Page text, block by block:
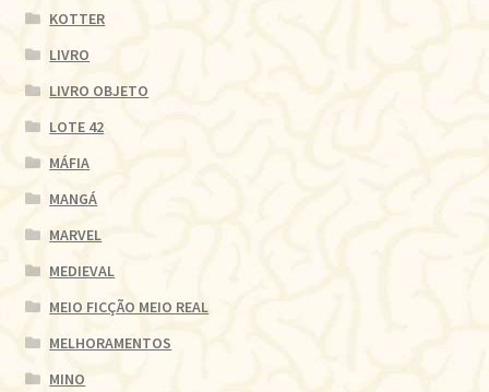
KOTTER
LIVRO
LIVRO OBJETO
LOTE 42
MÁFIA
MANGÁ
MARVEL
MEDIEVAL
MEIO FICÇÃO MEIO REAL
MELHORAMENTOS
MINO